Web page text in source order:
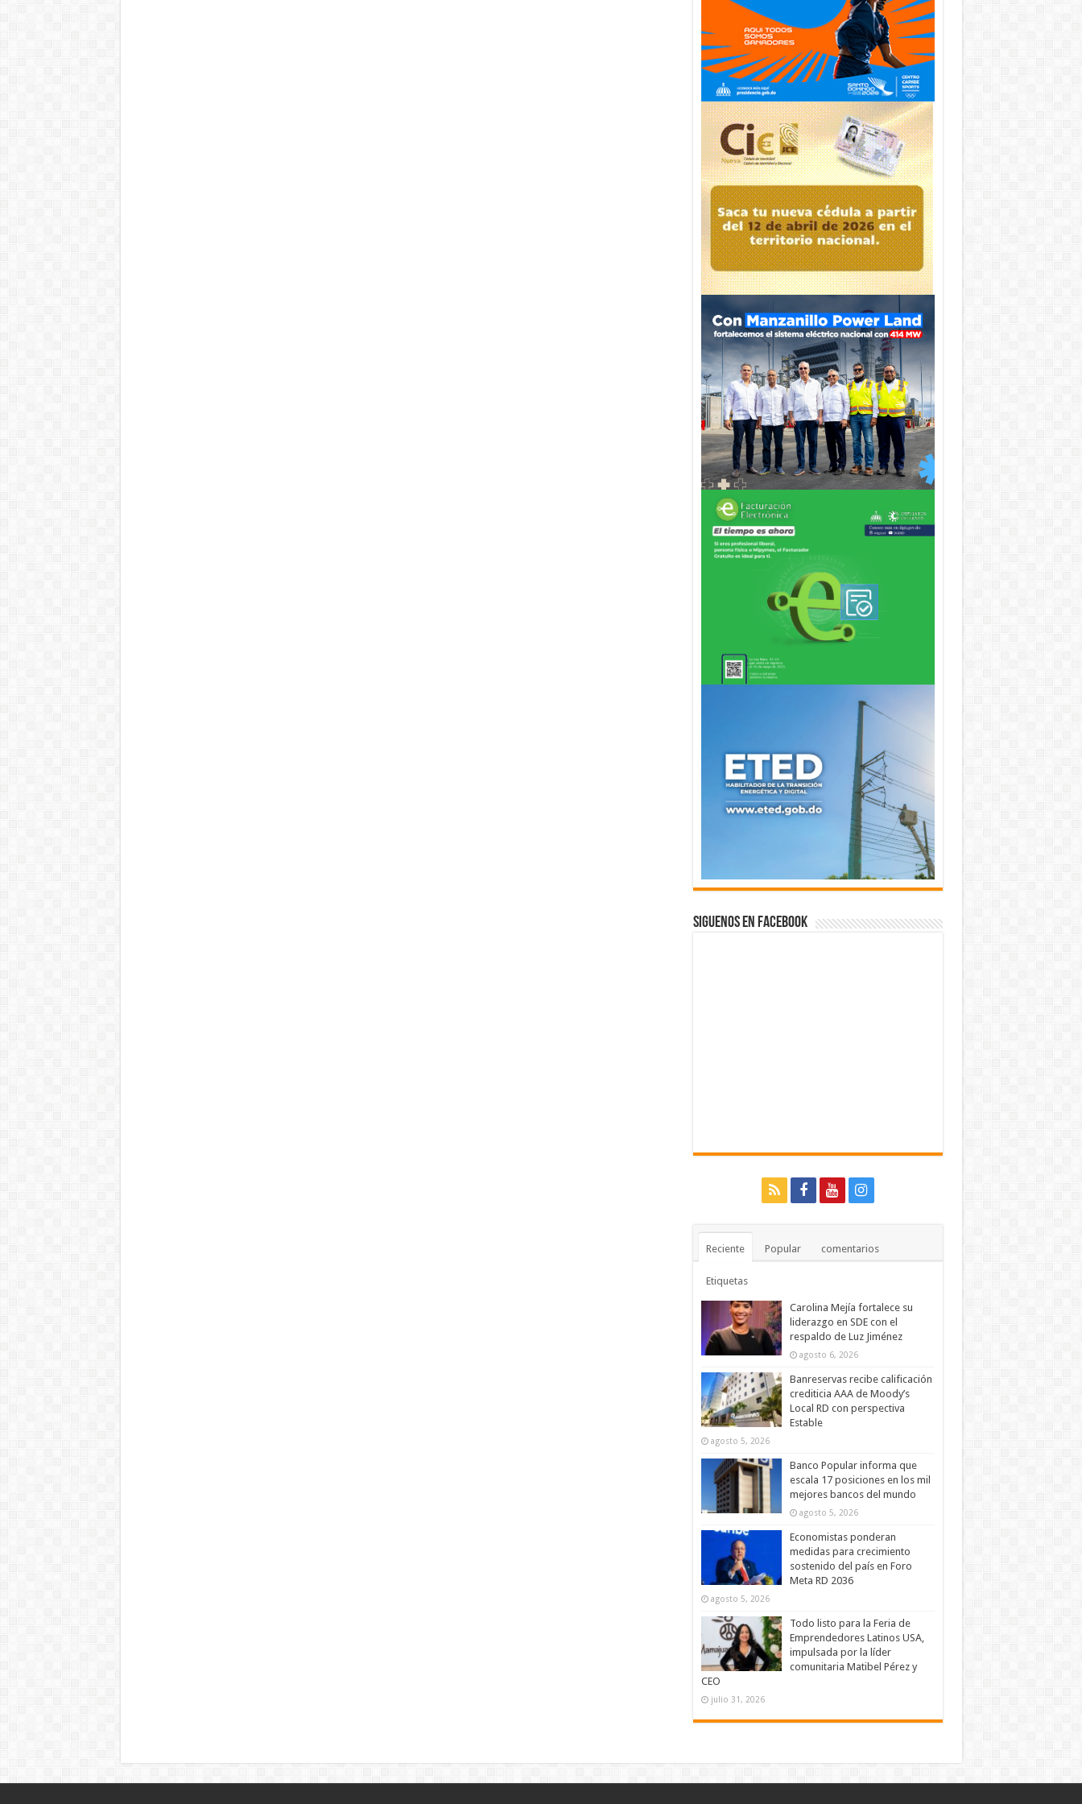
Siguenos en Facebook
Reciente Popular comentarios
Etiquetas
Carolina Mejía fortalece su
liderazgo en SDE con el
respaldo de Luz Jiménez
agosto 6, 2026
Banreservas recibe calificación
crediticia AAA de Moody’s
Local RD con perspectiva
Estable
agosto 5, 2026
Banco Popular informa que
escala 17 posiciones en los mil
mejores bancos del mundo
agosto 5, 2026
Economistas ponderan
medidas para crecimiento
sostenido del país en Foro
Meta RD 2036
agosto 5, 2026
Todo listo para la Feria de
Emprendedores Latinos USA,
impulsada por la líder
comunitaria Matibel Pérez y
CEO
julio 31, 2026